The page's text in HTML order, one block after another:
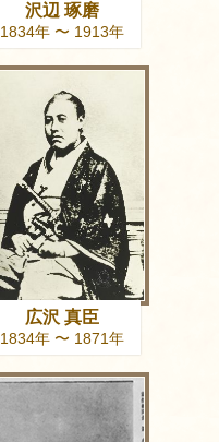
沢辺 琢磨
1834年 〜 1913年
広沢 真臣
1834年 〜 1871年